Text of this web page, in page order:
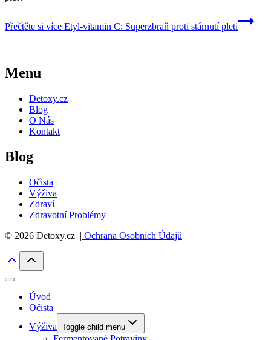
Přečtěte si více Etyl-vitamin C: Superzbraň proti stárnutí pleti
Menu
Detoxy.cz
Blog
O Nás
Kontakt
Blog
Očista
Výživa
Zdraví
Zdravotní Problémy
© 2026 Detoxy.cz | Ochrana Osobních Údajů
Úvod
Očista
Výživa Toggle child menu